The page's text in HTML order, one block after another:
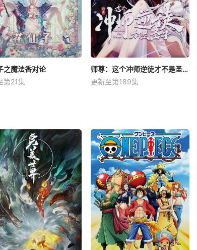
之魔法香对论
第21集
师尊：这个冲师逆徒才不是圣子动态漫
更新至第189集